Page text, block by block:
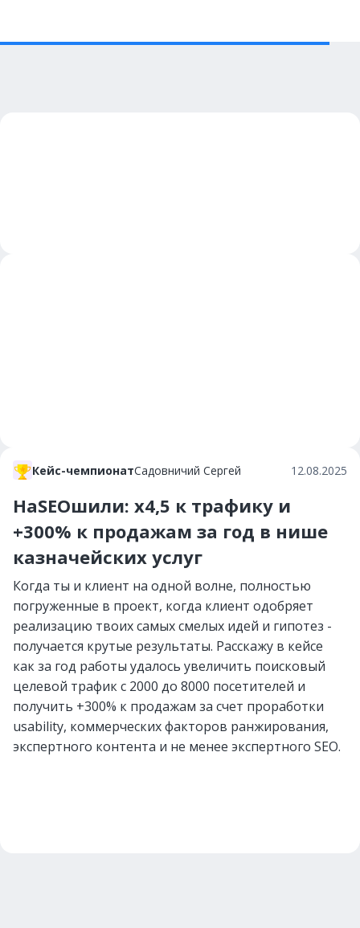
Кейс-чемпионатСадовничий Сергей 12.08.2025
НаSEOшили: х4,5 к трафику и
+300% к продажам за год в нише
казначейских услуг
Когда ты и клиент на одной волне, полностью
погруженные в проект, когда клиент одобряет
реализацию твоих самых смелых идей и гипотез -
получается крутые результаты. Расскажу в кейсе
как за год работы удалось увеличить поисковый
целевой трафик с 2000 до 8000 посетителей и
получить +300% к продажам за счет проработки
usability, коммерческих факторов ранжирования,
экспертного контента и не менее экспертного SEO.